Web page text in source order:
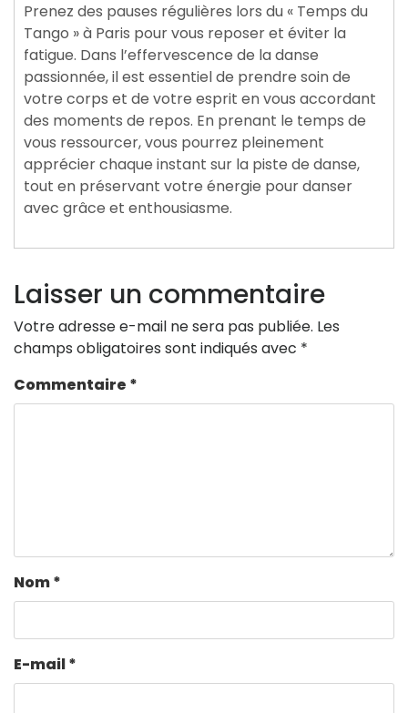
Prenez des pauses régulières lors du « Temps du
Tango » à Paris pour vous reposer et éviter la
fatigue. Dans l’effervescence de la danse
passionnée, il est essentiel de prendre soin de
votre corps et de votre esprit en vous accordant
des moments de repos. En prenant le temps de
vous ressourcer, vous pourrez pleinement
apprécier chaque instant sur la piste de danse,
tout en préservant votre énergie pour danser
avec grâce et enthousiasme.
Laisser un commentaire
Votre adresse e-mail ne sera pas publiée. Les
champs obligatoires sont indiqués avec *
Commentaire *
Nom*
E-mail*